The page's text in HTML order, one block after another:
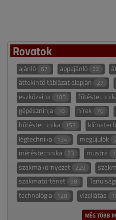
Rovatok
ajánló 67 appajánló 22
áttekintő táblázat alapján 27
eszközeink 105
gépészninja 10 hírek 70
hűtéstechnika 153
légtechnika 134 megújulók
méréstechnika 23 mustra
szakmakörnyezet 229
szakmatörténet 98
technológia 128 vízellátás
MÉG TÖBB